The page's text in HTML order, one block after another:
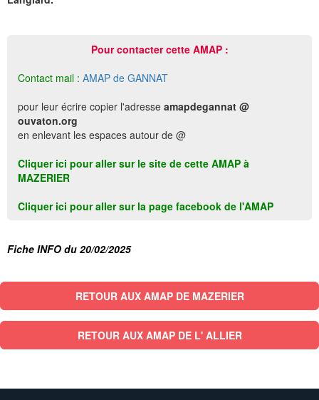
Pour contacter cette AMAP :
Contact mail : AMAP de GANNAT
pour leur écrire copier l'adresse amapdegannat @
ouvaton.org
en enlevant les espaces autour de @
Cliquer ici pour aller sur le site de cette AMAP à
MAZERIER
Cliquer ici pour aller sur la page facebook de l'AMAP
Fiche INFO du 20/02/2025
RETOUR AUX AMAP DE MAZERIER
RETOUR AUX AMAP DE L' ALLIER